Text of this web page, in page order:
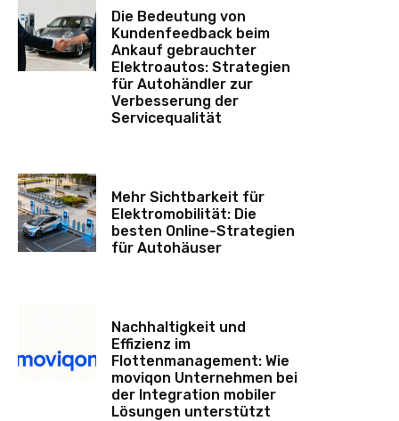
Die Bedeutung von
Kundenfeedback beim
Ankauf gebrauchter
Elektroautos: Strategien
für Autohändler zur
Verbesserung der
Servicequalität
Mehr Sichtbarkeit für
Elektromobilität: Die
besten Online-Strategien
für Autohäuser
Nachhaltigkeit und
Effizienz im
Flottenmanagement: Wie
moviqon Unternehmen bei
der Integration mobiler
Lösungen unterstützt